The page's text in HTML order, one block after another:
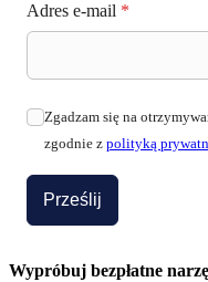
Adres e-mail *
Zgadzam się na
zgodnie z polityką
Prześlij
Wypróbuj bezpłatne